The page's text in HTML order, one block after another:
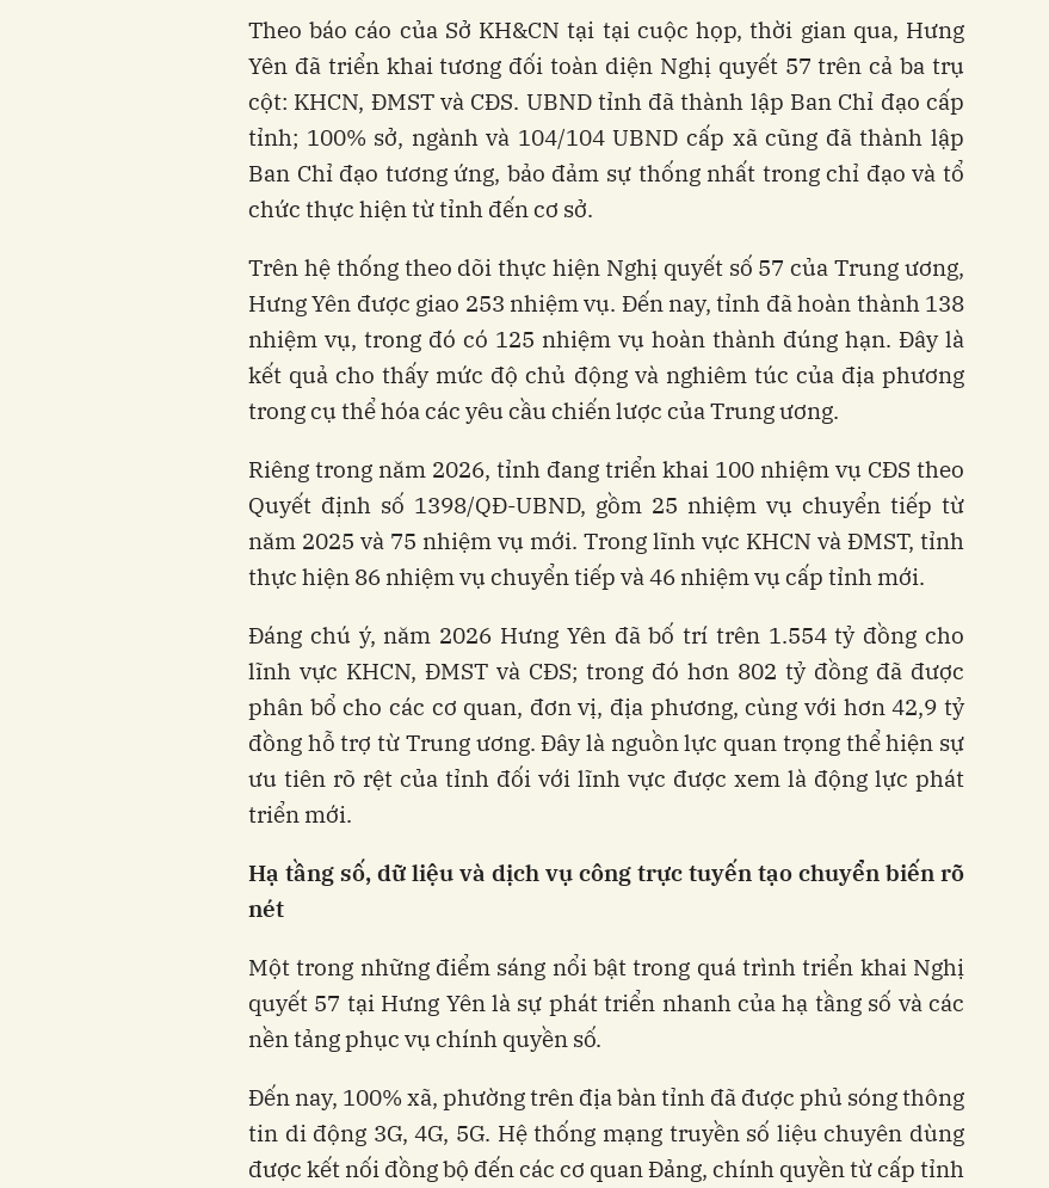
Theo báo cáo của Sở KH&CN tại tại cuộc họp, thời gian qua, Hưng
Yên đã triển khai tương đối toàn diện Nghị quyết 57 trên cả ba trụ
cột: KHCN, ĐMST và CĐS. UBND tỉnh đã thành lập Ban Chỉ đạo cấp
tỉnh; 100% sở, ngành và 104/104 UBND cấp xã cũng đã thành lập
Ban Chỉ đạo tương ứng, bảo đảm sự thống nhất trong chỉ đạo và tổ
chức thực hiện từ tỉnh đến cơ sở.
Trên hệ thống theo dõi thực hiện Nghị quyết số 57 của Trung ương,
Hưng Yên được giao 253 nhiệm vụ. Đến nay, tỉnh đã hoàn thành 138
nhiệm vụ, trong đó có 125 nhiệm vụ hoàn thành đúng hạn. Đây là
kết quả cho thấy mức độ chủ động và nghiêm túc của địa phương
trong cụ thể hóa các yêu cầu chiến lược của Trung ương.
Riêng trong năm 2026, tỉnh đang triển khai 100 nhiệm vụ CĐS theo
Quyết định số 1398/QĐ-UBND, gồm 25 nhiệm vụ chuyển tiếp từ
năm 2025 và 75 nhiệm vụ mới. Trong lĩnh vực KHCN và ĐMST, tỉnh
thực hiện 86 nhiệm vụ chuyển tiếp và 46 nhiệm vụ cấp tỉnh mới.
Đáng chú ý, năm 2026 Hưng Yên đã bố trí trên 1.554 tỷ đồng cho
lĩnh vực KHCN, ĐMST và CĐS; trong đó hơn 802 tỷ đồng đã được
phân bổ cho các cơ quan, đơn vị, địa phương, cùng với hơn 42,9 tỷ
đồng hỗ trợ từ Trung ương. Đây là nguồn lực quan trọng thể hiện sự
ưu tiên rõ rệt của tỉnh đối với lĩnh vực được xem là động lực phát
triển mới.
Hạ tầng số, dữ liệu và dịch vụ công trực tuyến tạo chuyển biến rõ
nét
Một trong những điểm sáng nổi bật trong quá trình triển khai Nghị
quyết 57 tại Hưng Yên là sự phát triển nhanh của hạ tầng số và các
nền tảng phục vụ chính quyền số.
Đến nay, 100% xã, phường trên địa bàn tỉnh đã được phủ sóng thông
tin di động 3G, 4G, 5G. Hệ thống mạng truyền số liệu chuyên dùng
được kết nối đồng bộ đến các cơ quan Đảng, chính quyền từ cấp tỉnh